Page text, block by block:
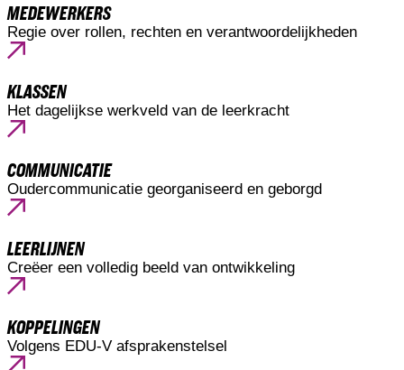
MEDEWERKERS
Regie over rollen, rechten en verantwoordelijkheden
KLASSEN
Het dagelijkse werkveld van de leerkracht
COMMUNICATIE
Oudercommunicatie georganiseerd en geborgd
LEERLIJNEN
Creëer een volledig beeld van ontwikkeling
KOPPELINGEN
Volgens EDU-V afsprakenstelsel